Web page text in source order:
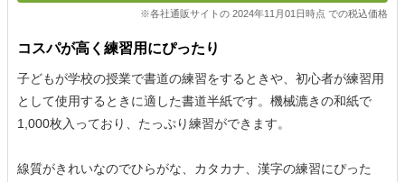
※各社通販サイトの 2024年11月01日時点 での税込価格
コスパが高く練習用にぴったり
子どもが学校の授業で書道の練習をするときや、初心者が練習用
として使用するときに適した書道半紙です。機械漉きの和紙で
1,000枚入っており、たっぷり練習ができます。
線質がきれいなのでひらがな、カタカナ、漢字の練習にぴった